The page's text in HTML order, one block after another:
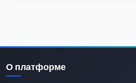
О платформе